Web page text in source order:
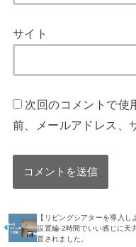
サイト
次回のコメントで使
前、メールアドレス、
【リビングシアターを導入し
設置編-2時間でいい感じに天
置されました。